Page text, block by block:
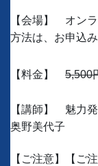
【会場】 オン
方法は、お申込
【料金】 5,500
【講師】 魅力
奥野美代子
【ご注意】【ご注